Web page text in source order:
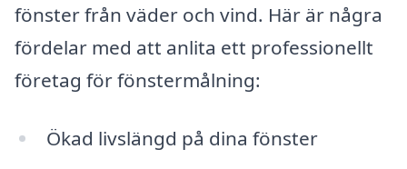
fönster från väder och vind. Här är några
fördelar med att anlita ett professionellt
företag för fönstermålning:
Ökad livslängd på dina fönster